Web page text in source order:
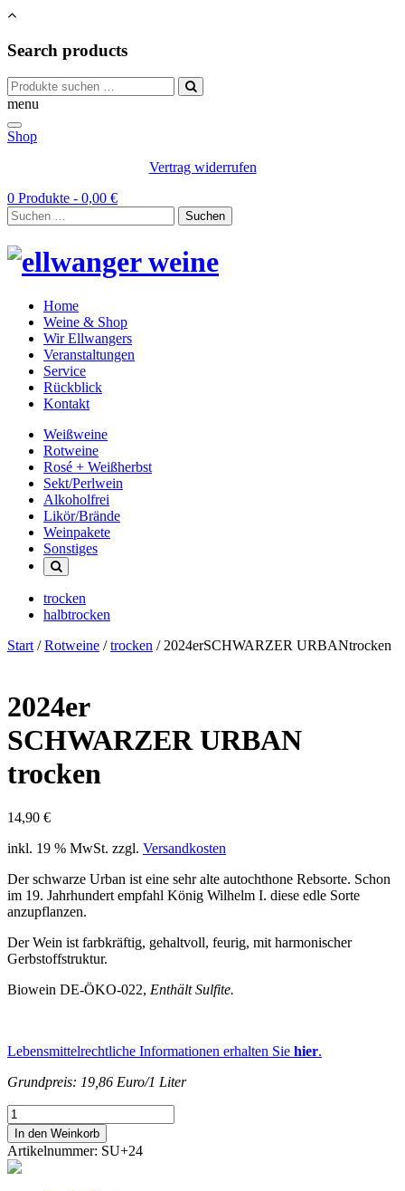
Search products
Suchen
nach:
menu
Shop
Vertrag widerrufen
0 Produkte - 0,00 €
Suchen
nach:
Home
Weine & Shop
Wir Ellwangers
Veranstaltungen
Service
Rückblick
Kontakt
Weißweine
Rotweine
Rosé + Weißherbst
Sekt/Perlwein
Alkoholfrei
Likör/Brände
Weinpakete
Sonstiges
trocken
halbtrocken
Start /Rotweine /trocken / 2024erSCHWARZER URBANtrocken
2024er
SCHWARZER URBAN
trocken
14,90 €
inkl. 19 % MwSt. zzgl. Versandkosten
Der schwarze Urban ist eine sehr alte autochthone Rebsorte. Schon
im 19. Jahrhundert empfahl König Wilhelm I. diese edle Sorte
anzupflanzen.
Der Wein ist farbkräftig, gehaltvoll, feurig, mit harmonischer
Gerbstoffstruktur.
Biowein DE-ÖKO-022, Enthält Sulfite.
Lebensmittelrechtliche Informationen erhalten Sie hier.
Grundpreis: 19,86 Euro/1 Liter
2024erSCHWARZER
URBANtrocken
Menge
In den Weinkorb
Artikelnummer: SU+24